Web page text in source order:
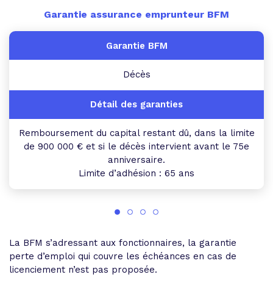
Garantie assurance emprunteur BFM
Décès
Remboursement du capital restant dû, dans la limite
de 900 000 € et si le décès intervient avant le 75e
anniversaire.
Limite d’adhésion : 65 ans
La BFM s’adressant aux fonctionnaires, la garantie
perte d’emploi qui couvre les échéances en cas de
licenciement n’est pas proposée.